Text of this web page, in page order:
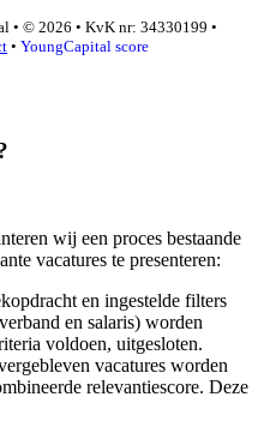
• © 2026 • KvK nr: 34330199 •
• YoungCapital score
wij een proces bestaande
vacatures te presenteren:
en ingestelde filters
en salaris) worden
voldoen, uitgesloten.
vacatures worden
relevantiescore. Deze